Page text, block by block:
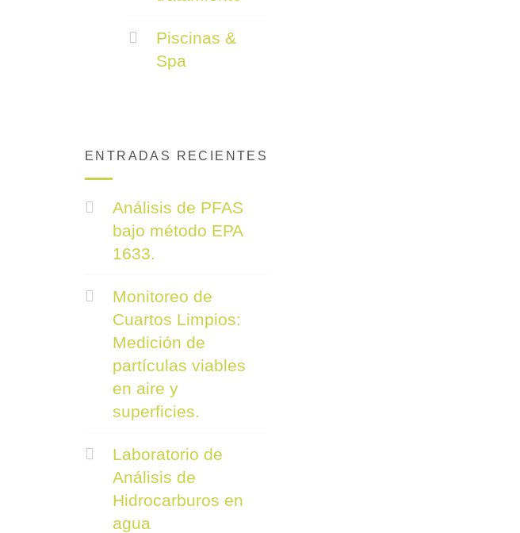
Piscinas &
Spa
ENTRADAS RECIENTES
Análisis de PFAS
bajo método EPA
1633.
Monitoreo de
Cuartos Limpios:
Medición de
partículas viables
en aire y
superficies.
Laboratorio de
Análisis de
Hidrocarburos en
agua